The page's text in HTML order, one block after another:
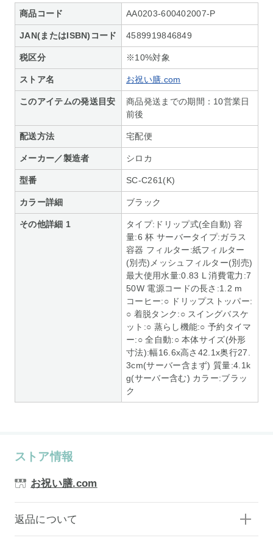
商品コード AA0203-600402007-P
JAN(またはISBN)コード 4589919846849
税区分 ※10%対象
ストア名 お祝い膳.com
このアイテムの発送目安
商品発送までの期間：10営業日
前後
配送方法 宅配便
メーカー／製造者 シロカ
型番 SC-C261(K)
カラー詳細 ブラック
その他詳細 1
タイプ:ドリップ式(全自動) 容
量:6 杯 サーバータイプ:ガラス
容器 フィルター:紙フィルター
(別売)メッシュフィルター(別売)
最大使用水量:0.83 L 消費電力:7
50W 電源コードの長さ:1.2 m
コーヒー:○ ドリップストッパー:
○ 着脱タンク:○ スイングバスケ
ット:○ 蒸らし機能:○ 予約タイマ
ー:○ 全自動:○ 本体サイズ(外形
寸法):幅16.6x高さ42.1x奥行27.
3cm(サーバー含まず) 質量:4.1k
g(サーバー含む) カラー:ブラッ
ク
ストア情報
お祝い膳.com
返品について